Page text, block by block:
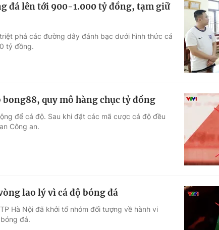
đá lên tới 900-1.000 tỷ đồng, tạm giữ
phá các đường dây đánh bạc dưới hình thức cá
tỷ đồng.
quy mô hàng chục tỷ đồng
để cá độ. Sau khi đặt các mã cược cá độ đều
Công an.
lao lý vì cá độ bóng đá
Hà Nội đã khởi tố nhóm đối tượng về hành vi
đá.